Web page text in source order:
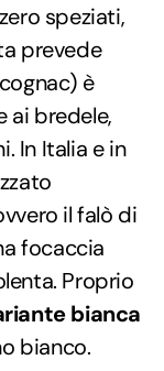
speziati,
prevede
è
ai bredele,
In Italia e in
il falò di
focaccia
Proprio
bianca
bianco.